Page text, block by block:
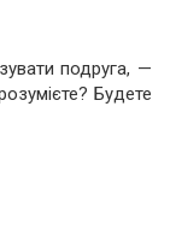
подруга, —
Будете